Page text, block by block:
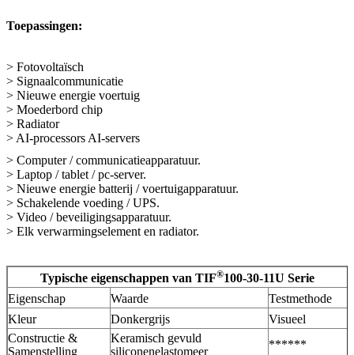
Toepassingen:
> Fotovoltaïsch
> Signaalcommunicatie
> Nieuwe energie voertuig
> Moederbord chip
> Radiator
> AI-processors AI-servers
> Computer / communicatieapparatuur.
> Laptop / tablet / pc-server.
> Nieuwe energie batterij / voertuigapparatuur.
> Schakelende voeding / UPS.
> Video / beveiligingsapparatuur.
> Elk verwarmingselement en radiator.
Typische eigenschappen van TIF®100-30-11U Serie
Eigenschap
Waarde
Testmethode
Kleur
Donkergrijs
Visueel
Constructie &
Samenstelling
Keramisch gevuld
siliconenelastomeer
******